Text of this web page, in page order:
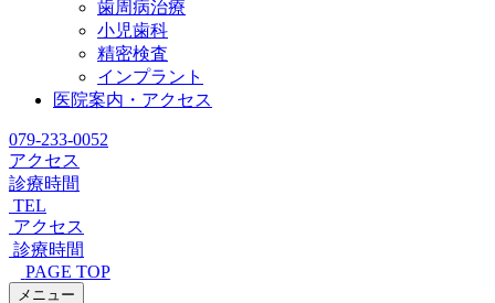
歯周病治療
小児歯科
精密検査
インプラント
医院案内・アクセス
079-233-0052
アクセス
診療時間
TEL
アクセス
診療時間
PAGE TOP
メニュー